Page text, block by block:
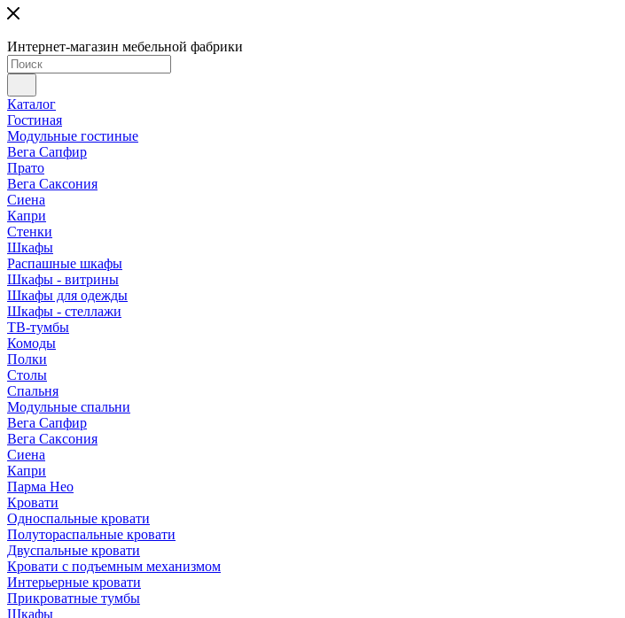
Интернет-магазин мебельной фабрики
Каталог
Гостиная
Модульные гостиные
Вега Сапфир
Прато
Вега Саксония
Сиена
Капри
Стенки
Шкафы
Распашные шкафы
Шкафы - витрины
Шкафы для одежды
Шкафы - стеллажи
ТВ-тумбы
Комоды
Полки
Столы
Спальня
Модульные спальни
Вега Сапфир
Вега Саксония
Сиена
Капри
Парма Нео
Кровати
Односпальные кровати
Полутораспальные кровати
Двуспальные кровати
Кровати с подъемным механизмом
Интерьерные кровати
Прикроватные тумбы
Шкафы